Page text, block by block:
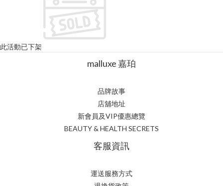
此活動已下架
malluxe 嘉珀
品牌故事
店舖地址
新會員及VIP優惠總覽
BEAUTY & HEALTH SECRETS
客服資訊
運送服務方式